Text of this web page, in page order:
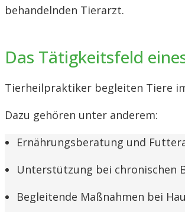
behandelnden Tierarzt.
Das Tätigkeitsfeld
Tierheilpraktiker begleiten Tiere
Dazu gehören unter anderem:
Ernährungsberatung und
Unterstützung bei chronischen
Begleitende Maßnahmen bei